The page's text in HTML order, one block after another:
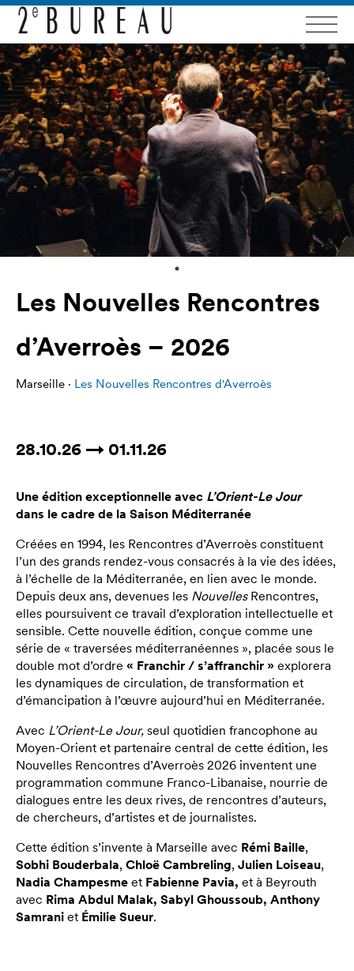
Les Nouvelles Rencontres
d’Averroès – 2026
Marseille · Les Nouvelles Rencontres d'Averroès
28.10.26 → 01.11.26
Une édition exceptionnelle avec L’Orient-Le Jour
dans le cadre de la Saison Méditerranée
Créées en 1994, les Rencontres d’Averroès constituent
l’un des grands rendez-vous consacrés à la vie des idées,
à l’échelle de la Méditerranée, en lien avec le monde.
Depuis deux ans, devenues les NouvellesRencontres,
elles poursuivent ce travail d’exploration intellectuelle et
sensible. Cette nouvelle édition, conçue comme une
série de « traversées méditerranéennes », placée sous le
double mot d’ordre « Franchir / s’affranchir » explorera
les dynamiques de circulation, de transformation et
d’émancipation à l’œuvre aujourd’hui en Méditerranée.
Avec L’Orient-Le Jour, seul quotidien francophone au
Moyen-Orient et partenaire central de cette édition, les
Nouvelles Rencontres d’Averroès 2026 inventent une
programmation commune Franco-Libanaise, nourrie de
dialogues entre les deux rives, de rencontres d’auteurs,
de chercheurs, d’artistes et de journalistes.
Cette édition s’invente à Marseille avec Rémi Baille,
Sobhi Bouderbala, Chloë Cambreling, Julien Loiseau,
Nadia Champesme et Fabienne Pavia, et à Beyrouth
avec Rima Abdul Malak, Sabyl Ghoussoub, Anthony
Samrani et Émilie Sueur.